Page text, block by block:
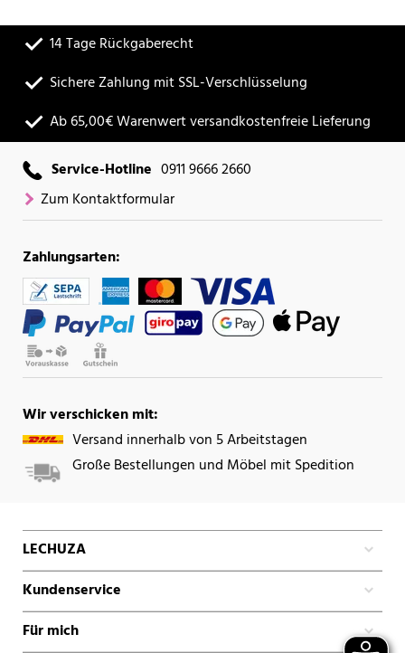
14 Tage Rückgaberecht
Sichere Zahlung mit SSL-Verschlüsselung
Ab 65,00€ Warenwert versandkostenfreie Lieferung
Service-Hotline 0911 9666 2660
Zum Kontaktformular
Zahlungsarten:
Wir verschicken mit:
Versand innerhalb von 5 Arbeitstagen
Große Bestellungen und Möbel mit Spedition
LECHUZA
Kundenservice
Für mich